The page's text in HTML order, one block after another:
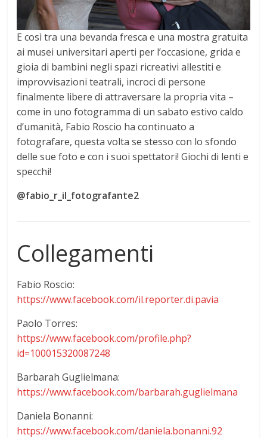
E così tra una bevanda fresca e una mostra gratuita
ai musei universitari aperti per l’occasione, grida e
gioia di bambini negli spazi ricreativi allestiti e
improvvisazioni teatrali, incroci di persone
finalmente libere di attraversare la propria vita –
come in uno fotogramma di un sabato estivo caldo
d’umanità, Fabio Roscio ha continuato a
fotografare, questa volta se stesso con lo sfondo
delle sue foto e con i suoi spettatori! Giochi di lenti e
specchi!
@fabio_r_il_fotografante2
Collegamenti
Fabio Roscio:
https://www.facebook.com/il.reporter.di.pavia
Paolo Torres:
https://www.facebook.com/profile.php?
id=100015320087248
Barbarah Guglielmana:
https://www.facebook.com/barbarah.guglielmana
Daniela Bonanni:
https://www.facebook.com/daniela.bonanni.92